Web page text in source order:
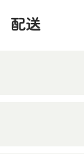
配送